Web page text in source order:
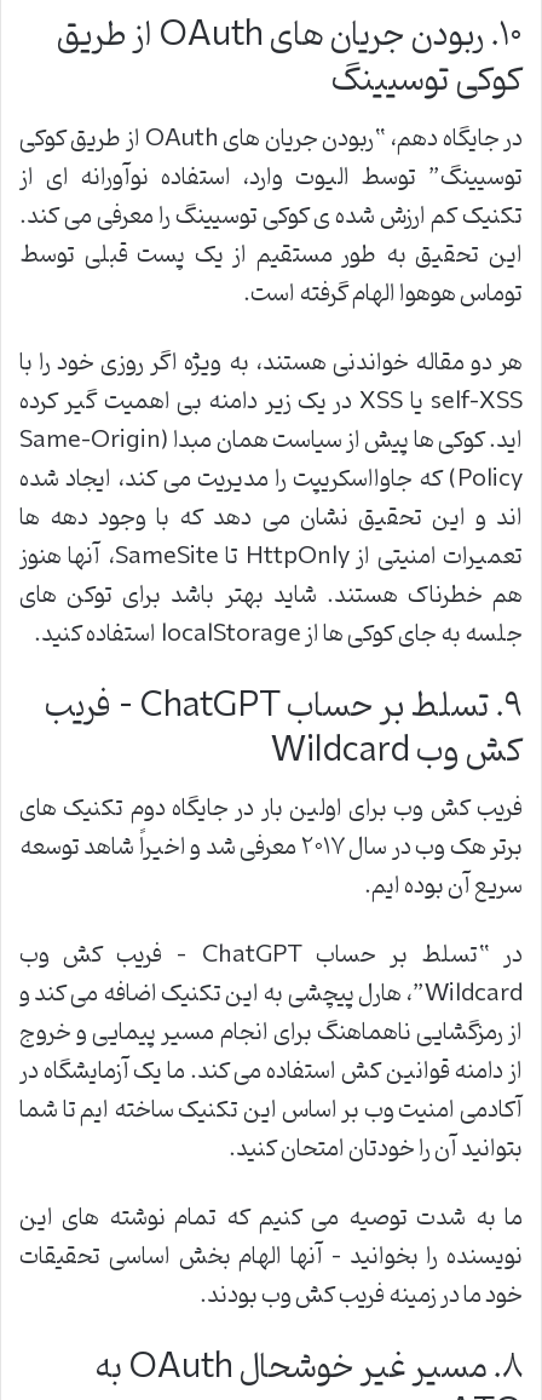
۱۰.ربودن جریان های از طریق
کوکی توسیینگ
در جایگاه دهم، “ربودن جریان های
از طریق کوکی
توسیینگ” توسط الیوت وارد، استفاده نوآورانه ای از
تکنیک کم ارزش شده ی کوکی توسیینگ را معرفی می کند.
این تحقیق به طور مستقیم از یک پست قبلی توسط
توماس هوهوا الهام گرفته است.
هر دو مقاله خواندنی هستند، به ویژه اگر روزی خود را با
self-XSS یا
در یک زیر دامنه بی اهمیت گیر کرده
اید. کوکی ها پیش از سیاست همان مبدا (Same-Origin
Policy) که جاوااسکریپت را مدیریت می کند، ایجاد شده
اند و این تحقیق نشان می دهد که با وجود دهه ها
تعمیرات امنیتی ازHttpOnly تا
، آنها هنوز
هم خطرناک هستند. شاید بهتر باشد برای توکن های
جلسه به جای کوکی ها از
استفاده کنید.
۹.تسلط بر حساب فریب
کش وب
فریب کش وب برای اولین بار در جایگاه دوم تکنیک های
برتر هک وب در سال ۲۰۱۷ معرفی شد و اخیراً شاهد توسعه
سریع آن بوده ایم.
در “تسلط بر حساب ChatGPT –
فریب کش وب
Wildcard” ، هارل پیچشی به این تکنیک اضافه می کند و
از رمزگشایی ناهماهنگ برای انجام مسیر پیمایی و خروج
از دامنه قوانین کش استفاده می کند. ما یک آزمایشگاه در
آکادمی امنیت وب بر اساس این تکنیک ساخته ایم تا شما
بتوانید آن را خودتان امتحان کنید.
ما به شدت توصیه می کنیم که تمام نوشته های این
نویسنده را بخوانید – آنها الهام بخش اساسی تحقیقات
خود ما در زمینه فریب کش وب بودند.
۸.مسیر غیر خوشحال به